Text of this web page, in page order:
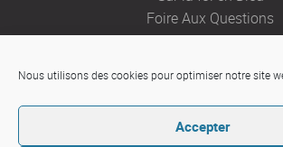
Nous utilisons des cookies pour optimiser notre site
Accepter
Foire Aux Questions
JE SOUHAITE
Etre aidé